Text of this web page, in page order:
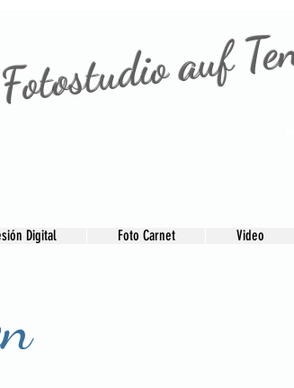
Fotostudio auf
Digital Foto Carnet Video